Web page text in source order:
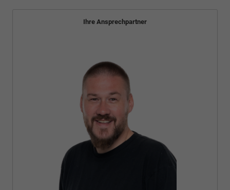
Ihre Ansprechpartner